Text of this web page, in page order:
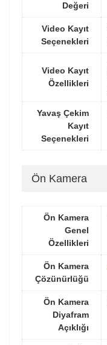
Değeri
Video Kayıt
Seçenekleri
Video Kayıt
Özellikleri
Yavaş Çekim
Kayıt
Seçenekleri
Ön Kamera
Ön Kamera
Genel
Özellikleri
Ön Kamera
Çözünürlüğü
Ön Kamera
Diyafram
Açıklığı